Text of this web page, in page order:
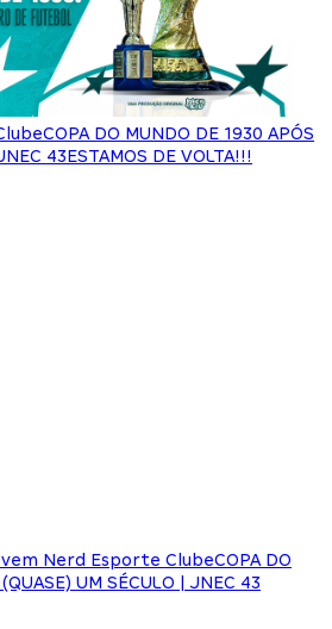
COPA DO MUNDO DE 1930 APÓS
43ESTAMOS DE VOLTA!!!
Nerd Esporte ClubeCOPA DO
UM SÉCULO | JNEC 43